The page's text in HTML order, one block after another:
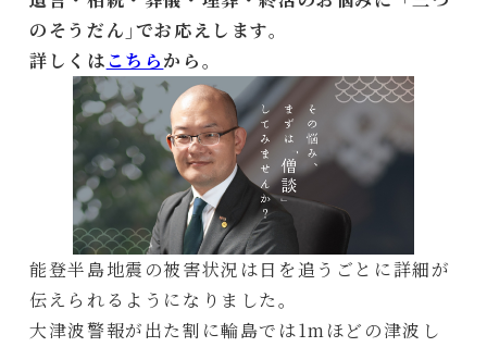
のそうだん｣でお応えします。
詳しくは こちらから。
能登半島地震の被害状況は日を追うごとに詳細が
伝えられるようになりました。
大津波警報が出た割に輪島では1mほどの津波し